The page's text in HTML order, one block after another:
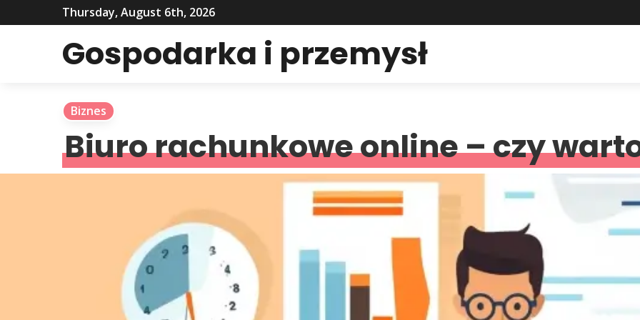
Thursday, August 6th, 2026
Gospodarka i przemysł
Biznes
Biuro rachunkowe online – czy